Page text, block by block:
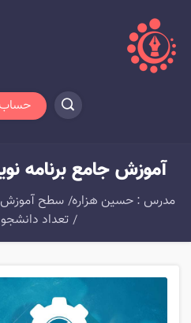
حساب
آموزش جامع برنامه
مدرس : حسین هزاره سطح آموزش
تعداد دانشجو :